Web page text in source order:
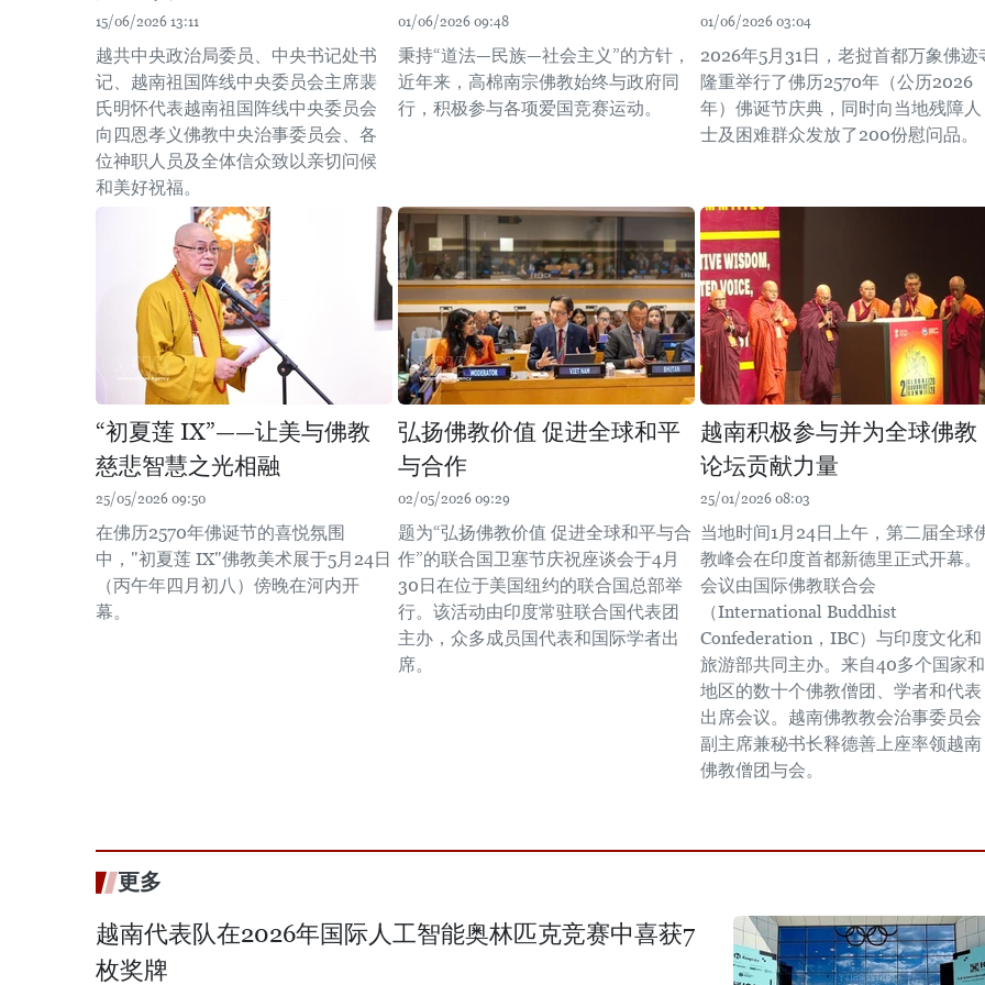
15/06/2026 13:11
越共中央政治局委员、中央书记处书
记、越南祖国阵线中央委员会主席裴
氏明怀代表越南祖国阵线中央委员会
向四恩孝义佛教中央治事委员会、各
位神职人员及全体信众致以亲切问候
和美好祝福。
01/06/2026 09:48
秉持“道法—民族—社会主义”的方针，
近年来，高棉南宗佛教始终与政府同
行，积极参与各项爱国竞赛运动。
01/06/2026 03:04
2026年5月31日，老挝首都万象佛迹
隆重举行了佛历2570年（公历2026
年）佛诞节庆典，同时向当地残障人
士及困难群众发放了200份慰问品。
“初夏莲 IX”——让美与佛教
慈悲智慧之光相融
25/05/2026 09:50
在佛历2570年佛诞节的喜悦氛围
中，"初夏莲 IX"佛教美术展于5月24日
（丙午年四月初八）傍晚在河内开
幕。
弘扬佛教价值 促进全球和平
与合作
02/05/2026 09:29
题为“弘扬佛教价值 促进全球和平与合
作”的联合国卫塞节庆祝座谈会于4月
30日在位于美国纽约的联合国总部举
行。该活动由印度常驻联合国代表团
主办，众多成员国代表和国际学者出
席。
越南积极参与并为全球佛教
论坛贡献力量
25/01/2026 08:03
当地时间1月24日上午，第二届全球
教峰会在印度首都新德里正式开幕。
会议由国际佛教联合会
（International Buddhist
Confederation，IBC）与印度文化和
旅游部共同主办。来自40多个国家和
地区的数十个佛教僧团、学者和代表
出席会议。越南佛教教会治事委员会
副主席兼秘书长释德善上座率领越南
佛教僧团与会。
更多
越南代表队在2026年国际人工智能奥林匹克竞赛中喜获7
枚奖牌